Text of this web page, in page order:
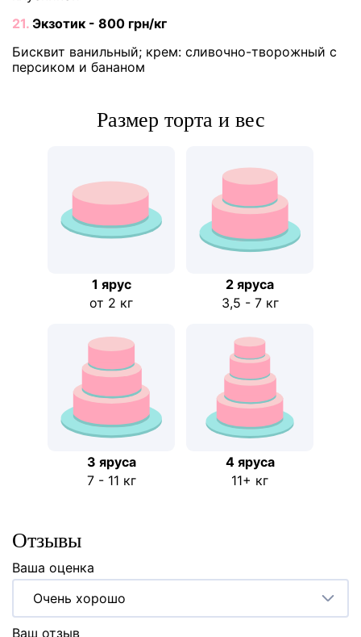
21. Экзотик - 800 грн/кг
Бисквит ванильный; крем: сливочно-творожный с
персиком и бананом
Размер торта и вес
1 ярус
от 2 кг
2 ярусa
3,5 - 7 кг
3 яруса
7 - 11 кг
4 яруса
11+ кг
Отзывы
Ваша оценка
Очень хорошо
Ваш отзыв